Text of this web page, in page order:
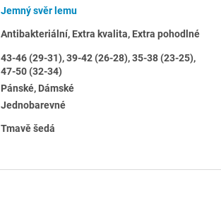
Jemný svěr lemu
Antibakteriální, Extra kvalita, Extra pohodlné
43-46 (29-31), 39-42 (26-28), 35-38 (23-25),
47-50 (32-34)
Pánské, Dámské
Jednobarevné
Tmavě šedá